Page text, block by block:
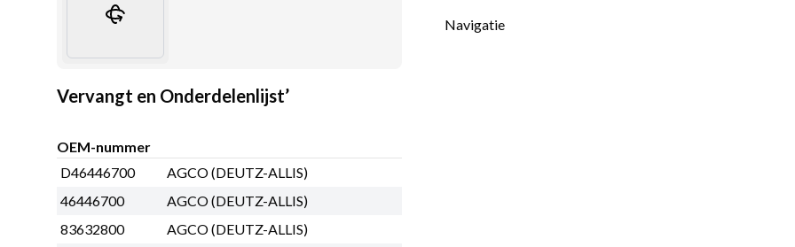
Vervangt en Onderdelenlijst’
OEM-nummer
D46446700
AGCO (DEUTZ-ALLIS)
46446700
AGCO (DEUTZ-ALLIS)
83632800
AGCO (DEUTZ-ALLIS)
Navigatie